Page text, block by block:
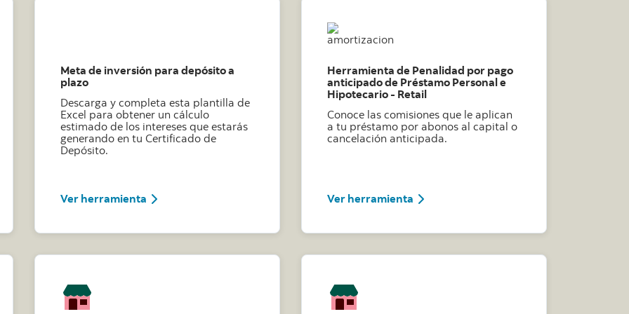
archivo de excel modelo calculadora
Meta de inversión para depósito a
plazo
Descarga y completa esta plantilla de
Excel para obtener un cálculo
estimado de los intereses que estarás
generando en tu Certificado de
Depósito.
Ver herramienta Conoce como completar este archivo de excel modelo calculadora
Herramienta de Penalidad por pago
anticipado de Préstamo Personal e
Hipotecario - Retail
Conoce las comisiones que le aplican
a tu préstamo por abonos al capital o
cancelación anticipada.
Ver herramienta Conoce como completar este archivo de